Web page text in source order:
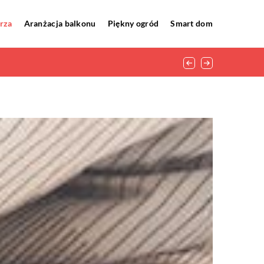
Aranżacja balkonu Piękny ogród Smart dom